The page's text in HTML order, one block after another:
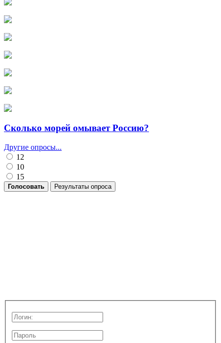
Сколько морей омывает Россию?
Другие опросы...
12
10
15
Голосовать Результаты опроса